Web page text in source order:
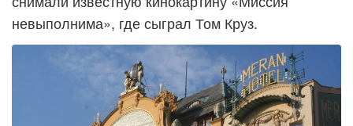
невыполнима», где сыграл Том Круз.